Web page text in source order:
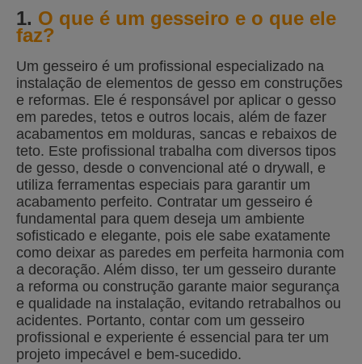
1. O que é um gesseiro e o que ele
faz?
Um gesseiro é um profissional especializado na
instalação de elementos de gesso em construções
e reformas. Ele é responsável por aplicar o gesso
em paredes, tetos e outros locais, além de fazer
acabamentos em molduras, sancas e rebaixos de
teto. Este profissional trabalha com diversos tipos
de gesso, desde o convencional até o drywall, e
utiliza ferramentas especiais para garantir um
acabamento perfeito. Contratar um gesseiro é
fundamental para quem deseja um ambiente
sofisticado e elegante, pois ele sabe exatamente
como deixar as paredes em perfeita harmonia com
a decoração. Além disso, ter um gesseiro durante
a reforma ou construção garante maior segurança
e qualidade na instalação, evitando retrabalhos ou
acidentes. Portanto, contar com um gesseiro
profissional e experiente é essencial para ter um
projeto impecável e bem-sucedido.